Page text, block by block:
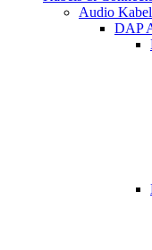
Audio
DAP